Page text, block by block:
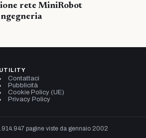
rete MiniRobot
UTILITY
Contattaci
Pubblicità
Cookie Policy (UE)
Privacy Policy
pagine viste da gennaio 2002